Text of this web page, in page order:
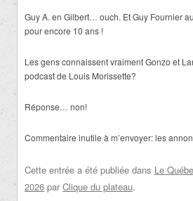
Guy A. en Gilbert… ouch. Et Guy Fournier
pour encore 10 ans !
Les gens connaissent vraiment Gonzo et
podcast de Louis Morissette?
Réponse… non!
Commentaire inutile à m’envoyer: les
Cette entrée a été publiée dans Le
2026 par Clique du plateau.